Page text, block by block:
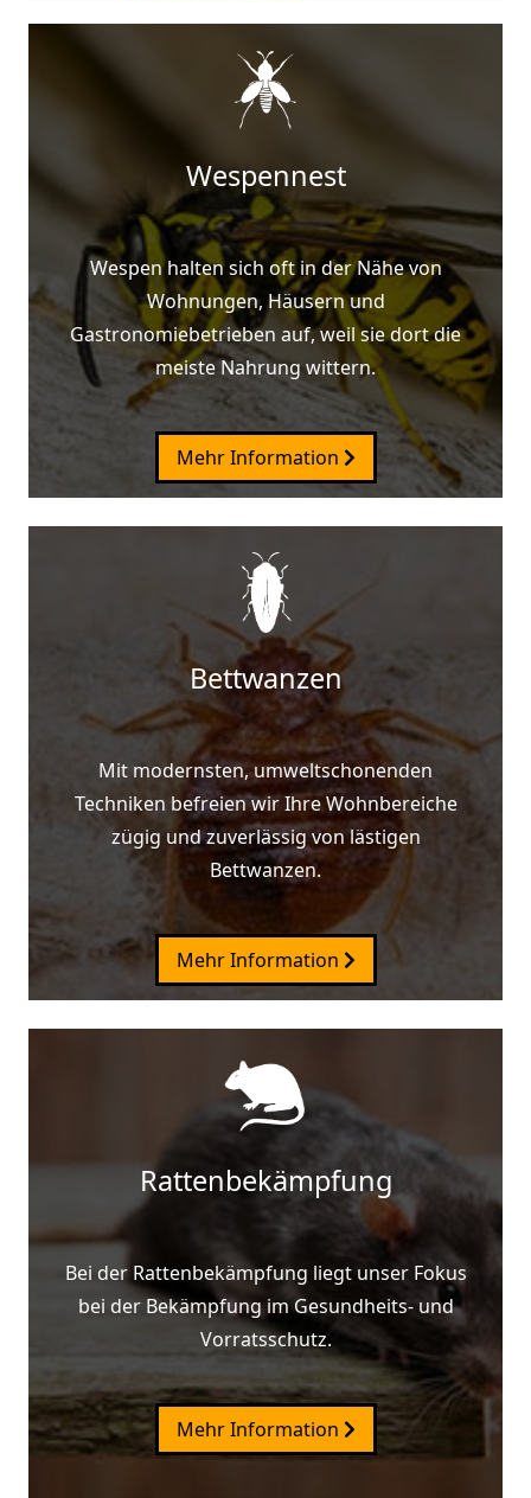
Wespennest
Wespen halten sich oft in der Nähe von
Wohnungen, Häusern und
Gastronomiebetrieben auf, weil sie dort die
meiste Nahrung wittern.
Mehr Information
Bettwanzen
Mit modernsten, umweltschonenden
Techniken befreien wir Ihre Wohnbereiche
zügig und zuverlässig von lästigen
Bettwanzen.
Mehr Information
Rattenbekämpfung
Bei der Rattenbekämpfung liegt unser Fokus
bei der Bekämpfung im Gesundheits- und
Vorratsschutz.
Mehr Information